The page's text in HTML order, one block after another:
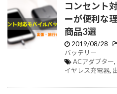
コンセント
ーが便利な
商品3選
2019/08/28
バッテリー
ACアダプター,
イヤレス充電器,